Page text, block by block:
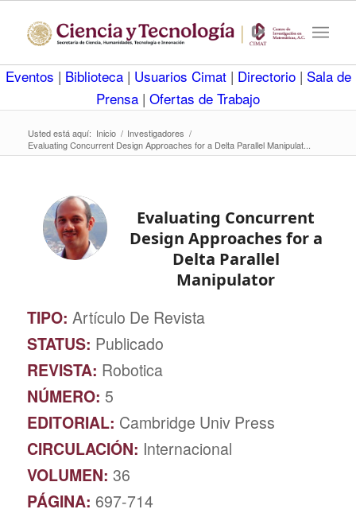
Eventos | Biblioteca | Usuarios Cimat | Directorio | Sala de
Prensa | Ofertas de Trabajo
Usted está aquí: Inicio / Investigadores /
Evaluating Concurrent Design Approaches for a Delta Parallel Manipulat...
Evaluating Concurrent
Design Approaches for a
Delta Parallel
Manipulator
TIPO: Artículo De Revista
STATUS: Publicado
REVISTA: Robotica
NÚMERO: 5
EDITORIAL: Cambridge Univ Press
CIRCULACIÓN: Internacional
VOLUMEN: 36
PÁGINA: 697-714